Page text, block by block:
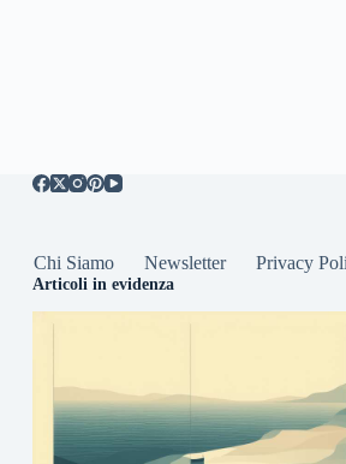
Chi Siamo Newsletter Privacy
Articoli in evidenza